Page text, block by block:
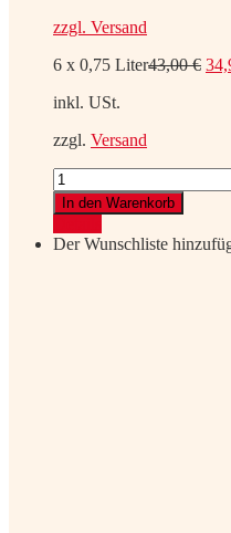
zzgl. Versand
6 x 0,75 Liter43,00€
inkl. USt.
zzgl. Versand
6er
Madini
Entdeckerpaket
Menge
In den Warenkorb
Der Wunschliste